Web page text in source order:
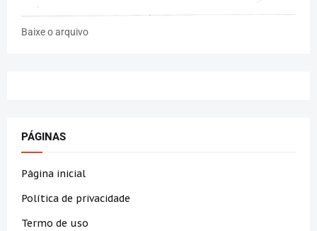
Baixe o arquivo
PÁGINAS
Página inicial
Política de privacidade
Termo de uso